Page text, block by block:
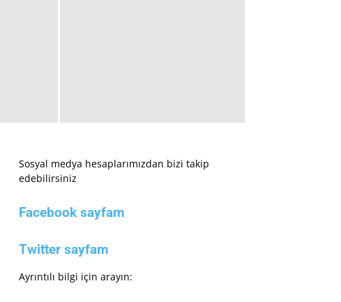
Sosyal medya hesaplarımızdan bizi takip
edebilirsiniz
Facebook sayfam
Twitter sayfam
Ayrıntılı bilgi için arayın: